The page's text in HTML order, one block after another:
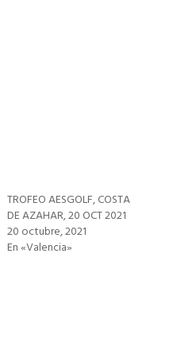
TROFEO AESGOLF, COSTA
DE AZAHAR, 20 OCT 2021
20 octubre, 2021
En «Valencia»